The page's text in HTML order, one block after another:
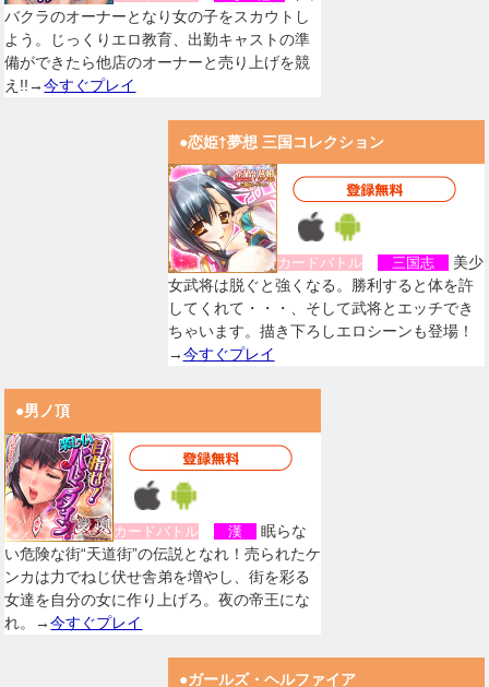
バクラのオーナーとなり女の子をスカウトし
よう。じっくりエロ教育、出勤キャストの準
備ができたら他店のオーナーと売り上げを競
え!!→今すぐプレイ
●恋姫†夢想 三国コレクション
カードバトル 三国志
美少
女武将は脱ぐと強くなる。勝利すると体を許
してくれて・・・、そして武将とエッチでき
ちゃいます。描き下ろしエロシーンも登場！
→今すぐプレイ
●男ノ頂
カードバトル 漢
眠らな
い危険な街“天道街”の伝説となれ！売られたケ
ンカは力でねじ伏せ舎弟を増やし、街を彩る
女達を自分の女に作り上げろ。夜の帝王にな
れ。→今すぐプレイ
●ガールズ・ヘルファイア